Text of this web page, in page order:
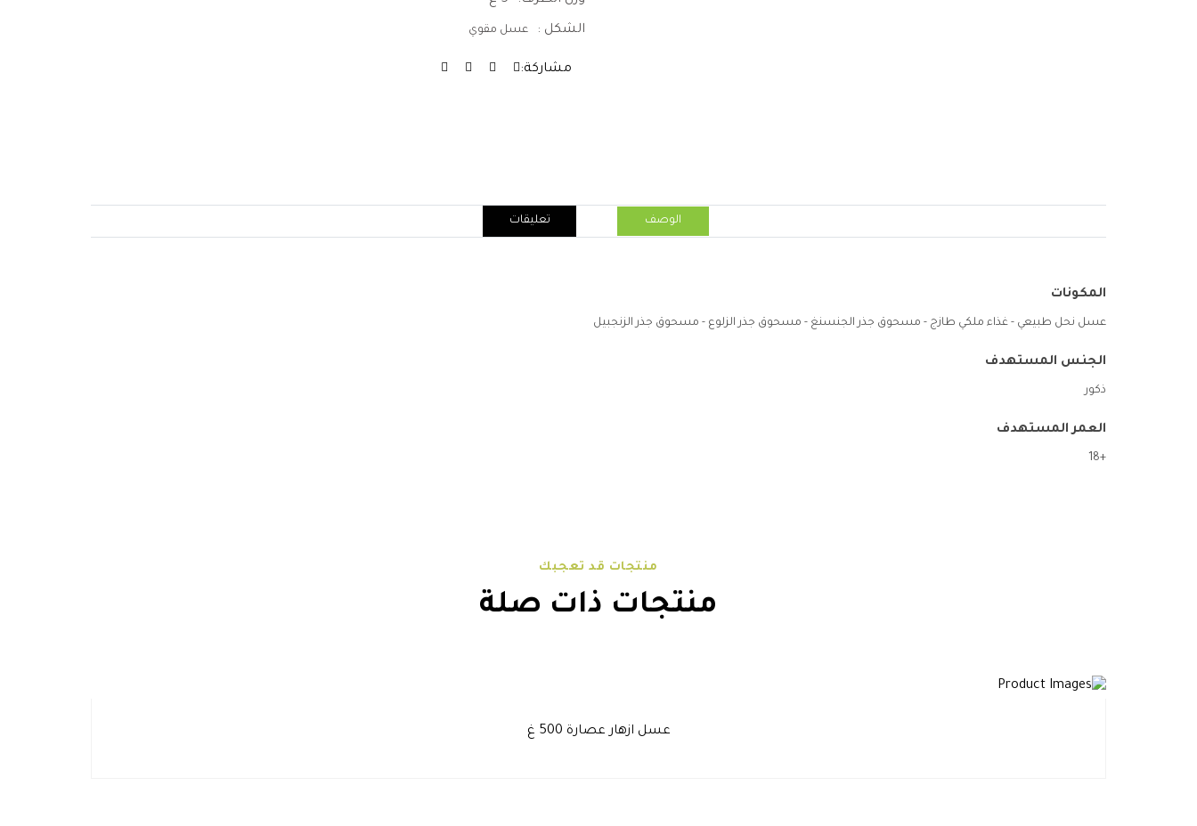
الشكل : عسل مقوي
مشاركة:
الوصف تعليقات
المكونات
عسل نحل طبيعي - غذاء ملكي طازج - مسحوق جذر الجنسنغ - مسحوق جذر الزلوع - مسحوق جذر الزنجبيل
الجنس المستهدف
ذكور
العمر المستهدف
+18
منتجات قد تعجبك
منتجات ذات صلة
عسل ازهار عصارة 500 غ